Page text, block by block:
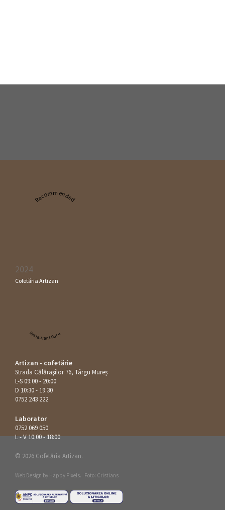
Recommended
2024
Cofetăria Artizan
Restaurant Guru
Artizan - cofetărie
Strada Călăraşilor 76, Târgu Mureș
L-S 09:00 - 20:00
D 10:30 - 19:30
0752 243 222
Laborator
0752 069 050
L - V 10:00 - 18:00
© 2026 Cofetăria Artizan.
Web Design by Happy Pixels. Foto: Cristians